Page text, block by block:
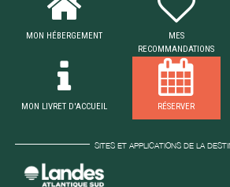
MON HÉBERGEMENT
MES
RECOMMANDATIONS
MON LIVRET D'ACCUEIL RÉSERVER
SITES ET APPLICATIONS DE LA